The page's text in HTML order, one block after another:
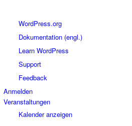
WordPress
WordPress.org
Dokumentation (engl.)
Learn WordPress
Support
Feedback
Anmelden
Veranstaltungen
Kalender anzeigen